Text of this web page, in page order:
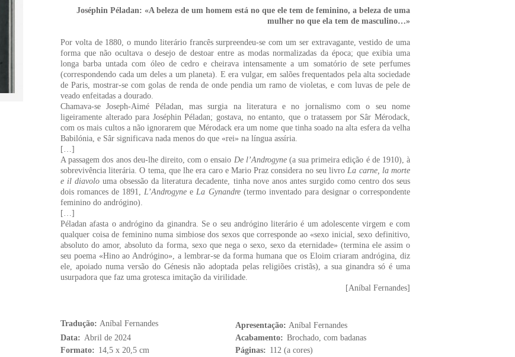
Joséphin Péladan: «A beleza de um homem está no que ele tem de feminino, a beleza de uma
mulher no que ela tem de masculino…»
Por volta de 1880, o mundo literário francês surpreendeu-se com um ser extravagante, vestido de uma
forma que não ocultava o desejo de destoar entre as modas normalizadas da época; que exibia uma
longa barba untada com óleo de cedro e cheirava intensamente a um somatório de sete perfumes
(correspondendo cada um deles a um planeta). E era vulgar, em salões frequentados pela alta sociedade
de Paris, mostrar-se com golas de renda de onde pendia um ramo de violetas, e com luvas de pele de
veado enfeitadas a dourado.
Chamava-se Joseph-Aimé Péladan, mas surgia na literatura e no jornalismo com o seu nome
ligeiramente alterado para Joséphin Péladan; gostava, no entanto, que o tratassem por Sâr Mérodack,
com os mais cultos a não ignorarem que Mérodack era um nome que tinha soado na alta esfera da velha
Babilónia, e Sâr significava nada menos do que «rei» na língua assíria.
[…]
A passagem dos anos deu-lhe direito, com o ensaio De l’Androgyne(a sua primeira edição é de 1910), à
sobrevivência literária. O tema, que lhe era caro e Mario Praz considera no seu livroLa carne, la morte
e il diavolo uma obsessão da literatura decadente, tinha nove anos antes surgido como centro dos seus
dois romances de 1891,L’Androgyne eLa Gynandre (termo inventado para designar o correspondente
feminino do andrógino).
[…]
Péladan afasta o andrógino da ginandra. Se o seu andrógino literário é um adolescente virgem e com
qualquer coisa de feminino numa simbiose dos sexos que corresponde ao «sexo inicial, sexo definitivo,
absoluto do amor, absoluto da forma, sexo que nega o sexo, sexo da eternidade» (termina ele assim o
seu poema «Hino ao Andrógino», a lembrar-se da forma humana que os Eloim criaram andrógina, diz
ele, apoiado numa versão do Génesis não adoptada pelas religiões cristãs), a sua ginandra só é uma
usurpadora que faz uma grotesca imitação da virilidade.
[Aníbal Fernandes]
Tradução: Aníbal Fernandes Apresentação: Aníbal Fernandes
Data: Abril de 2024 Acabamento: Brochado, com badanas
Formato: 14,5 x 20,5 cm Páginas: 112 (a cores)